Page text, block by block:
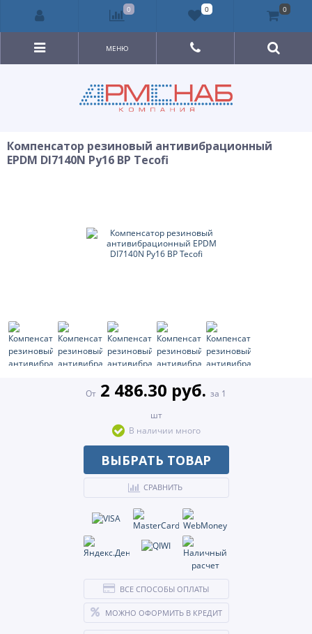
МЕНЮ
Компенсатор резиновый антивибрационный
EPDM DI7140N Ру16 ВР Tecofi
От 2 486.30 руб. за 1
шт
В наличии много
ВЫБРАТЬ ТОВАР
СРАВНИТЬ
ВСЕ СПОСОБЫ ОПЛАТЫ
МОЖНО ОФОРМИТЬ В КРЕДИТ
0 0 0